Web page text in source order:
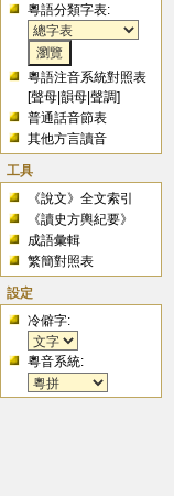
粵語分類字表:
粵語注音系統對照表
[聲母 |韻母 |聲調]
普通話音節表
其他方言讀音
工具
《說文》全文索引
《讀史方輿紀要》
成語彙輯
繁簡對照表
設定
冷僻字:
粵音系統: